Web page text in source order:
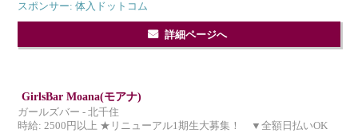
スポンサー: 体入ドットコム
詳細ページへ
GirlsBar Moana(モアナ)
ガールズバー - 北千住
時給: 2500円以上 ★リニューアル1期生大募集！ ▼全額日払いOK